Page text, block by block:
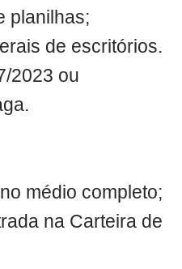
planilhas;
de escritórios.
2023 ou
médio completo;
na Carteira de